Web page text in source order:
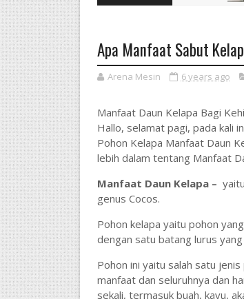
Apa Manfaat Sabut
Arena Mesin 6 years ago
Manfaat Daun Kelapa Bagi
Hallo, selamat pagi, pada kali
Pohon Kelapa Manfaat Daun
lebih dalam tentang Manfaat
Manfaat Daun Kelapa –
genus Cocos.
Pohon kelapa yaitu pohon
dengan satu batang lurus
Pohon ini yaitu salah satu
manfaat dan seluruhnya dan
sekali, termasuk buah, kayu,